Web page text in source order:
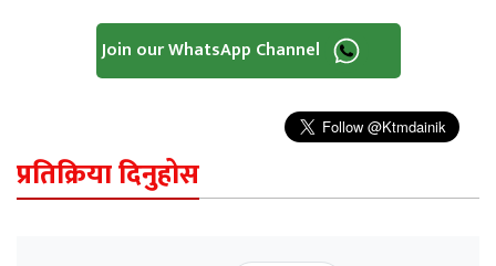
Join our WhatsApp Channel
प्रतिक्रिया दिनुहोस